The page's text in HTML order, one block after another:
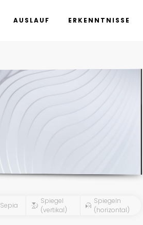
AUSLAUF ERKENNTNISSE
Sepia
Spiegel
(vertikal)
Spiegeln
(horizontal)